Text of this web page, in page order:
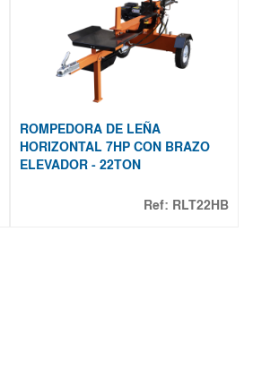
ROMPEDORA DE LEÑA
HORIZONTAL 7HP CON BRAZO
ELEVADOR - 22TON
Ref: RLT22HB